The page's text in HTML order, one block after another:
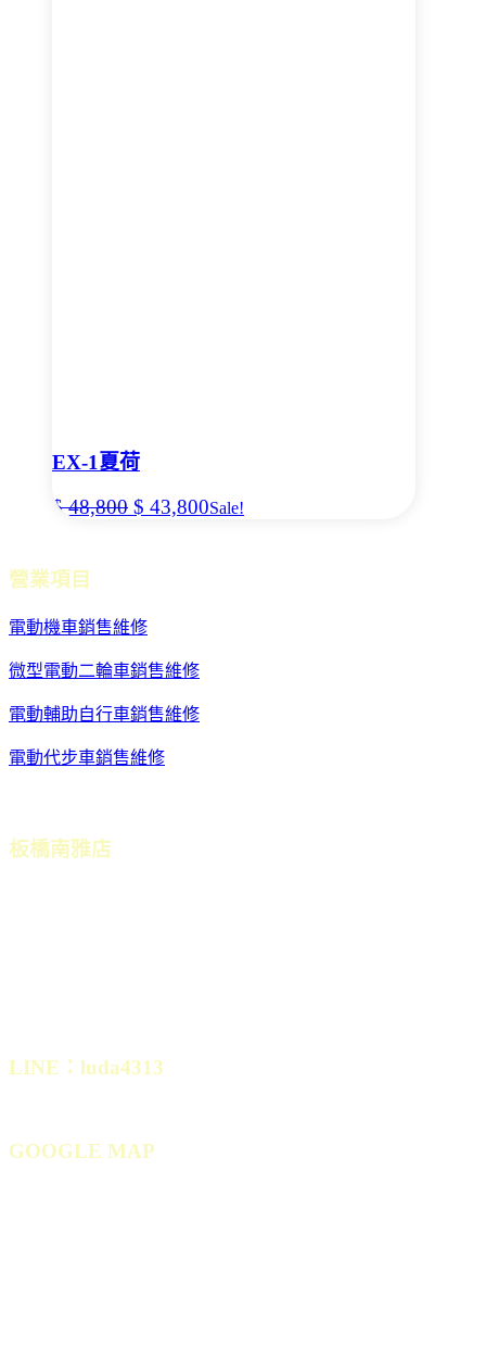
EX-1夏荷
$48,800 $ 43,800Sale!
營業項目
電動機車銷售維修
微型電動二輪車銷售維修
電動輔助自行車銷售維修
電動代步車銷售維修
板橋南雅店
LINE：luda4313
GOOGLE MAP